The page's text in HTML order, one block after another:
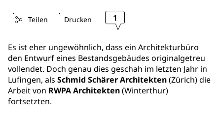
Teilen Drucken 1
Es ist eher ungewöhnlich, dass ein Architekturbüro
den Entwurf eines Bestandsgebäudes originalgetreu
vollendet. Doch genau dies geschah im letzten Jahr in
Lufingen, als Schmid Schärer Architekten(Zürich) die
Arbeit von RWPA Architekten(Winterthur)
fortsetzten.